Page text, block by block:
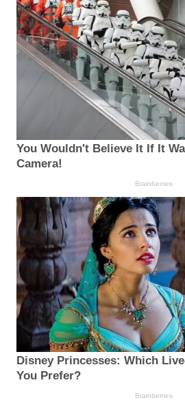
You Wouldn't Believe It If It
Camera!
Brainberries
Disney Princesses: Which
You Prefer?
Brainberries